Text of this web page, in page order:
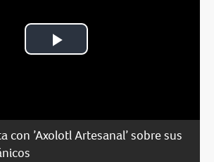
Play
con ’Axolotl Artesanal’ sobre sus